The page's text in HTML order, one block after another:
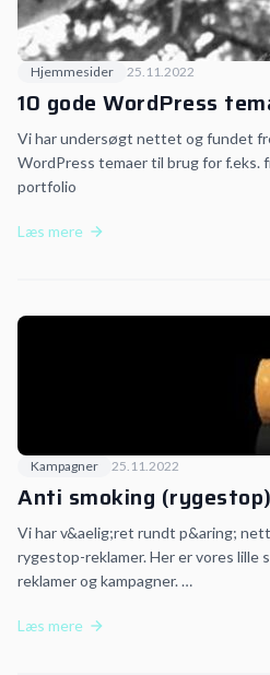
Hjemmesider 25.11.2022
10 gode WordPress
Vi har undersøgt nettet og fundet
WordPress temaer til brug for f.eks.
portfolio
Læs mere
Kampagner 25.11.2022
Anti smoking
Vi har v&aelig;ret rundt p&aring;
rygestop-reklamer. Her er vores lille
reklamer og kampagner. …
Læs mere